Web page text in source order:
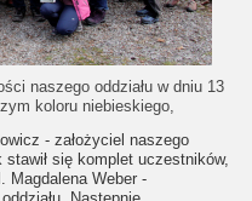
naszego oddziału w dniu 13
koloru niebieskiego,
- założyciel naszego
się komplet uczestników,
Magdalena Weber -